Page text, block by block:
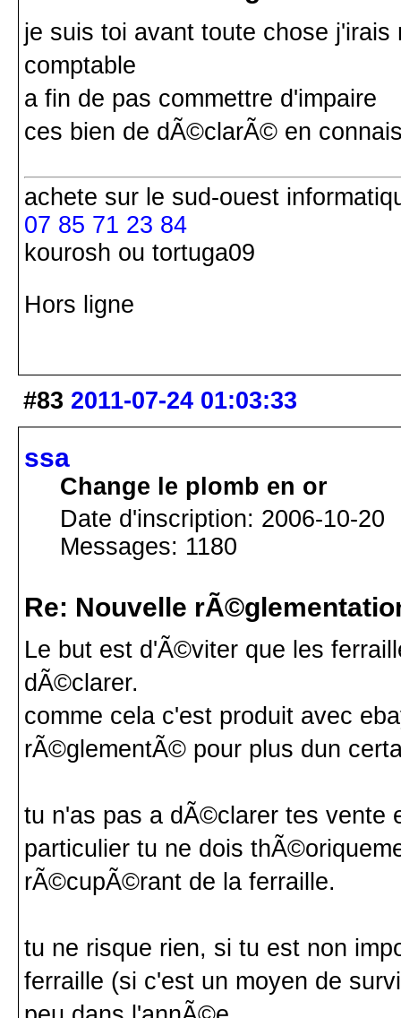
je suis toi avant toute chose j'irais
comptable
a fin de pas commettre d'impaire
ces bien de dÃ©clarÃ© en
achete sur le sud-ouest
07 85 71 23 84
kourosh ou tortuga09
Hors ligne
#83 2011-07-24 01:03:33
ssa
Change le plomb en or
Date d'inscription: 2006-10-20
Messages: 1180
Re: Nouvelle
Le but est d'Ã©viter que les
dÃ©clarer.
comme cela c'est produit avec
rÃ©glementÃ© pour plus dun
tu n'as pas a dÃ©clarer tes vente
particulier tu ne dois
rÃ©cupÃ©rant de la ferraille.
tu ne risque rien, si tu est non
ferraille (si c'est un moyen de